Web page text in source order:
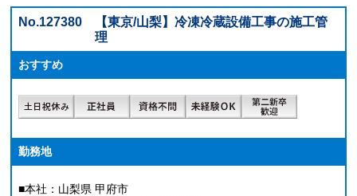
No.127380
【東京/山梨】冷凍冷蔵設備工事の施工管
理
おすすめ
勤務地
■本社：山梨県 甲府市